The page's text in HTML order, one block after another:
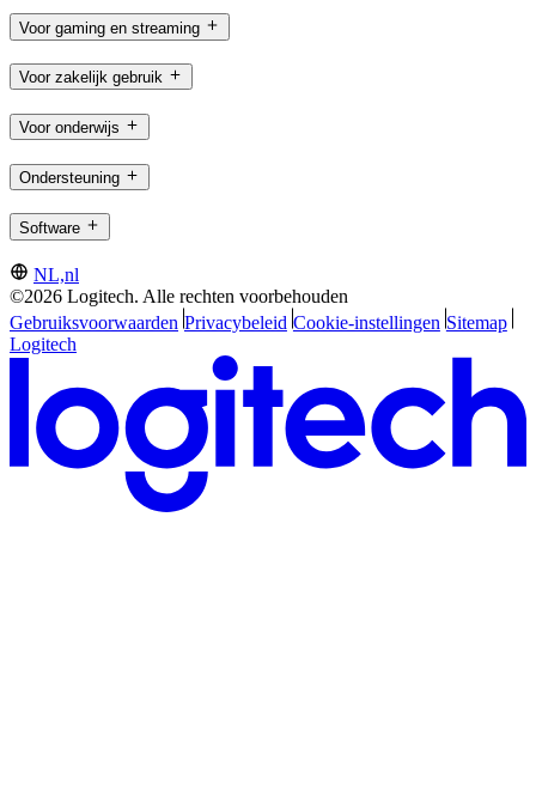
Voor gaming en streaming
Voor zakelijk gebruik
Voor onderwijs
Ondersteuning
Software
NL,nl
©2026 Logitech. Alle rechten voorbehouden
Gebruiksvoorwaarden Privacybeleid Cookie-instellingen Sitemap
Logitech